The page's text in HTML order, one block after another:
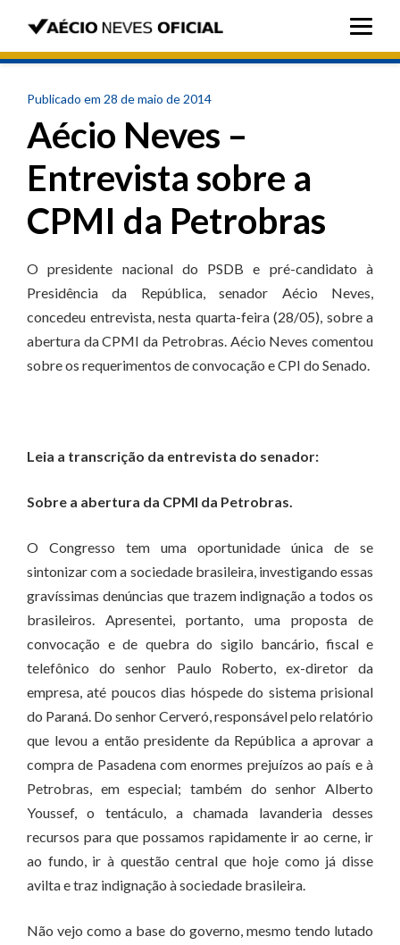
Publicado em 28 de maio de 2014
Aécio Neves –
Entrevista sobre a
CPMI da Petrobras
O presidente nacional do PSDB e pré-candidato à
Presidência da República, senador Aécio Neves,
concedeu entrevista, nesta quarta-feira (28/05), sobre a
abertura da CPMI da Petrobras. Aécio Neves comentou
sobre os requerimentos de convocação e CPI do Senado.
Leia a transcrição da entrevista do senador:
Sobre a abertura da CPMI da Petrobras.
O Congresso tem uma oportunidade única de se
sintonizar com a sociedade brasileira, investigando essas
gravíssimas denúncias que trazem indignação a todos os
brasileiros. Apresentei, portanto, uma proposta de
convocação e de quebra do sigilo bancário, fiscal e
telefônico do senhor Paulo Roberto, ex-diretor da
empresa, até poucos dias hóspede do sistema prisional
do Paraná. Do senhor Cerveró, responsável pelo relatório
que levou a então presidente da República a aprovar a
compra de Pasadena com enormes prejuízos ao país e à
Petrobras, em especial; também do senhor Alberto
Youssef, o tentáculo, a chamada lavanderia desses
recursos para que possamos rapidamente ir ao cerne, ir
ao fundo, ir à questão central que hoje como já disse
avilta e traz indignação à sociedade brasileira.
Não vejo como a base do governo, mesmo tendo lutado